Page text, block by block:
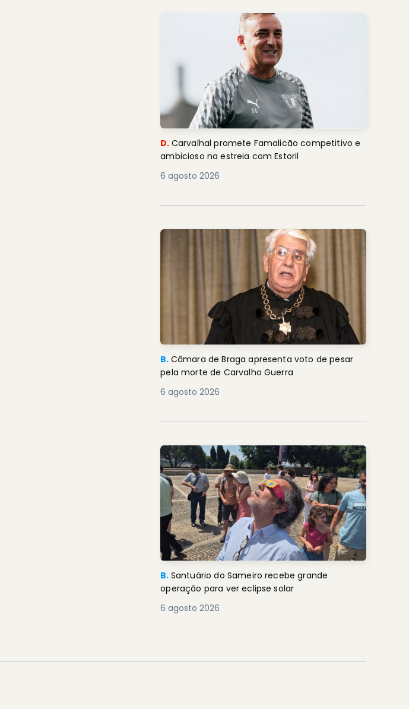
D. Carvalhal promete Famalicão competitivo e
ambicioso na estreia com Estoril
6 agosto 2026
B. Câmara de Braga apresenta voto de pesar
pela morte de Carvalho Guerra
6 agosto 2026
B. Santuário do Sameiro recebe grande
operação para ver eclipse solar
6 agosto 2026